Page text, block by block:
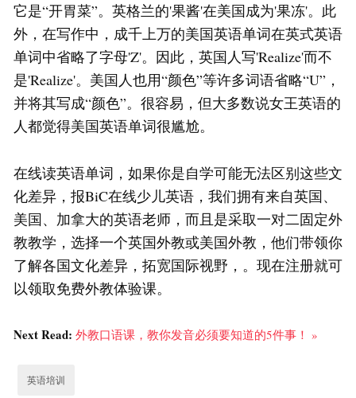
它是“开胃菜”。英格兰的'果酱'在美国成为'果冻'。此
外，在写作中，成千上万的美国英语单词在英式英语
单词中省略了字母'Z'。因此，英国人写'Realize'而不
是'Realize'。美国人也用“颜色”等许多词语省略“U”，
并将其写成“颜色”。很容易，但大多数说女王英语的
人都觉得美国英语单词很尴尬。
在线读英语单词，如果你是自学可能无法区别这些文
化差异，报BiC在线少儿英语，我们拥有来自英国、
美国、加拿大的英语老师，而且是采取一对二固定外
教教学，选择一个英国外教或美国外教，他们带领你
了解各国文化差异，拓宽国际视野，。现在注册就可
以领取免费外教体验课。
Next Read: 外教口语课，教你发音必须要知道的5件事！ »
英语培训